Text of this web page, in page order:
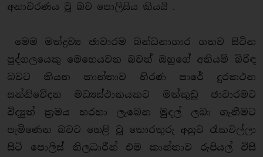
අනාවරණය වූ බව පොලිසිය කියයි .
මෙම මත්ද්‍රව්‍ය ජාවාරම බන්ධනාගාර ගතව සිටින
පුද්ගලයෙකු මෙහෙයවන බවත් ඔහුගේ අනියම් බිරිඳ
බවට කියන කාන්තාව හිරණ පාරේ දුරකථන
සන්නිවේදන මධ්‍යස්ථානයකට මත්කුඩු ජාවාරමට
විද්‍යුත් ක්‍රමය හරහා ලැබෙන මුදල් ලබා ගැනීමට
පැමිණෙන බවට හෙළි වූ තොරතුරු අනුව රැකවල්ලා
සිටි පොලිස් නිලධාරීන් එම කාන්තාව රුපියල් විසි